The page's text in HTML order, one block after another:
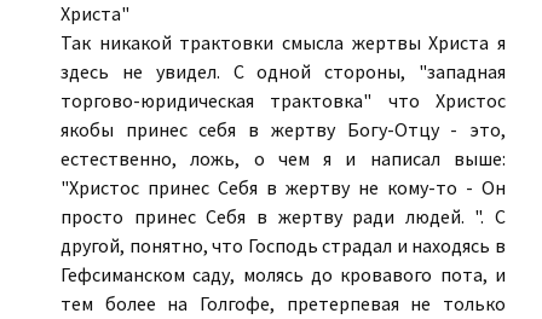
Христа"
Так никакой трактовки смысла жертвы Христа я
здесь не увидел. С одной стороны, "западная
торгово-юридическая трактовка" что Христос
якобы принес себя в жертву Богу-Отцу - это,
естественно, ложь, о чем я и написал выше:
"Христос принес Себя в жертву не кому-то - Он
просто принес Себя в жертву ради людей. ". С
другой, понятно, что Господь страдал и находясь в
Гефсиманском саду, молясь до кровавого пота, и
тем более на Голгофе, претерпевая не только